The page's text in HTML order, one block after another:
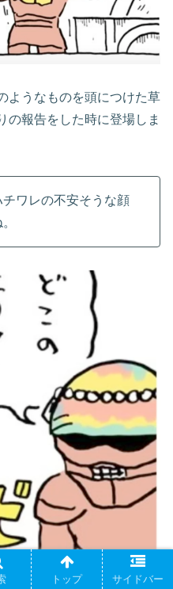
ようなものを頭につけた草
の報告をした時に登場しま
ワレの不安そうな顔
トップ サイドバー